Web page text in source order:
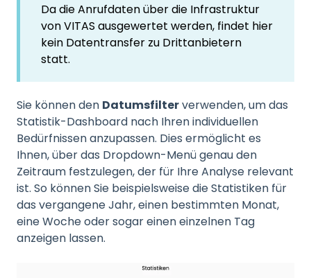
Da die Anrufdaten über die Infrastruktur
von VITAS ausgewertet werden, findet hier
kein Datentransfer zu Drittanbietern
statt.
Sie können den Datumsfilterverwenden, um das
Statistik-Dashboard nach Ihren individuellen
Bedürfnissen anzupassen. Dies ermöglicht es
Ihnen, über das Dropdown-Menü genau den
Zeitraum festzulegen, der für Ihre Analyse relevant
ist. So können Sie beispielsweise die Statistiken für
das vergangene Jahr, einen bestimmten Monat,
eine Woche oder sogar einen einzelnen Tag
anzeigen lassen.